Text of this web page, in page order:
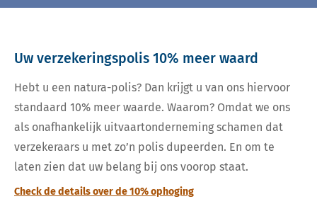
Uw verzekeringspolis 10% meer waard
Hebt u een natura-polis? Dan krijgt u van ons hiervoor
standaard 10% meer waarde. Waarom? Omdat we ons
als onafhankelijk uitvaartonderneming schamen dat
verzekeraars u met zo’n polis dupeerden. En om te
laten zien dat uw belang bij ons voorop staat.
Check de details over de 10% ophoging